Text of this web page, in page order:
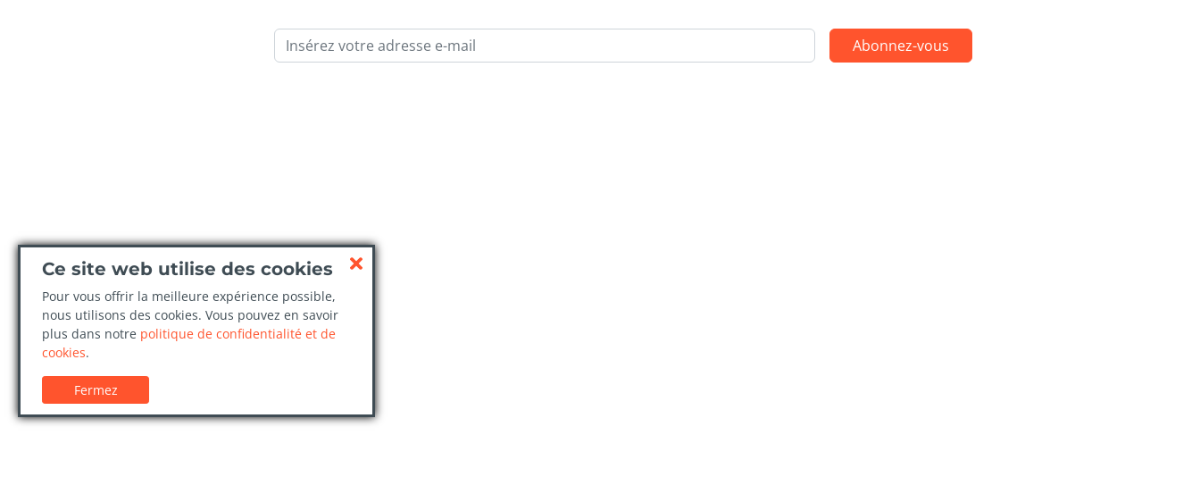
Email Abonnez-vous
Ce site web utilise des cookies
Pour vous offrir la meilleure expérience possible,
nous utilisons des cookies. Vous pouvez en savoir
plus dans notre politique de confidentialité et de
cookies.
Fermez